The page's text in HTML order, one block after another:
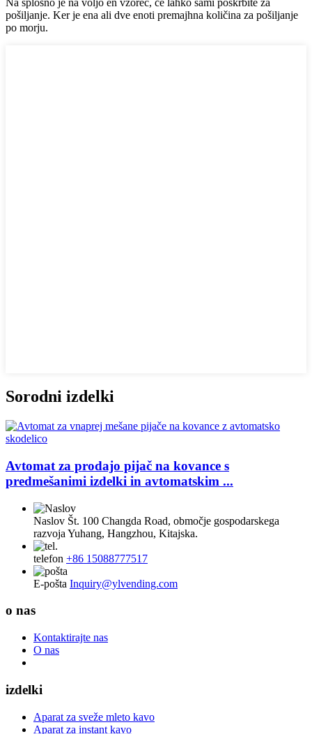
Na splošno je na voljo en vzorec, če lahko sami poskrbite za
pošiljanje. Ker je ena ali dve enoti premajhna količina za pošiljanje
po morju.
Sorodni izdelki
Avtomat za prodajo pijač na kovance s
predmešanimi izdelki in avtomatskim ...
Naslov Št. 100 Changda Road, območje gospodarskega
razvoja Yuhang, Hangzhou, Kitajska.
telefon +86 15088777517
E-pošta Inquiry@ylvending.com
o nas
Kontaktirajte nas
O nas
izdelki
Aparat za sveže mleto kavo
Aparat za instant kavo